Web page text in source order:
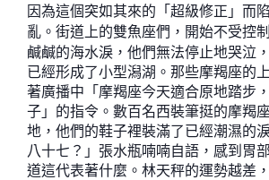
因為這個突如其來的「超級修正」而
亂。街道上的雙魚座們，開始不受控
鹹鹹的海水淚，他們無法停止地哭泣
已經形成了小型潟湖。那些摩羯座的
著廣播中「摩羯座今天適合原地踏步
子」的指令。數百名西裝筆挺的摩羯
地，他們的鞋子裡裝滿了已經潮濕的
八十七？」張水瓶喃喃自語，感到胃
道這代表著什麼。林天秤的運勢越差